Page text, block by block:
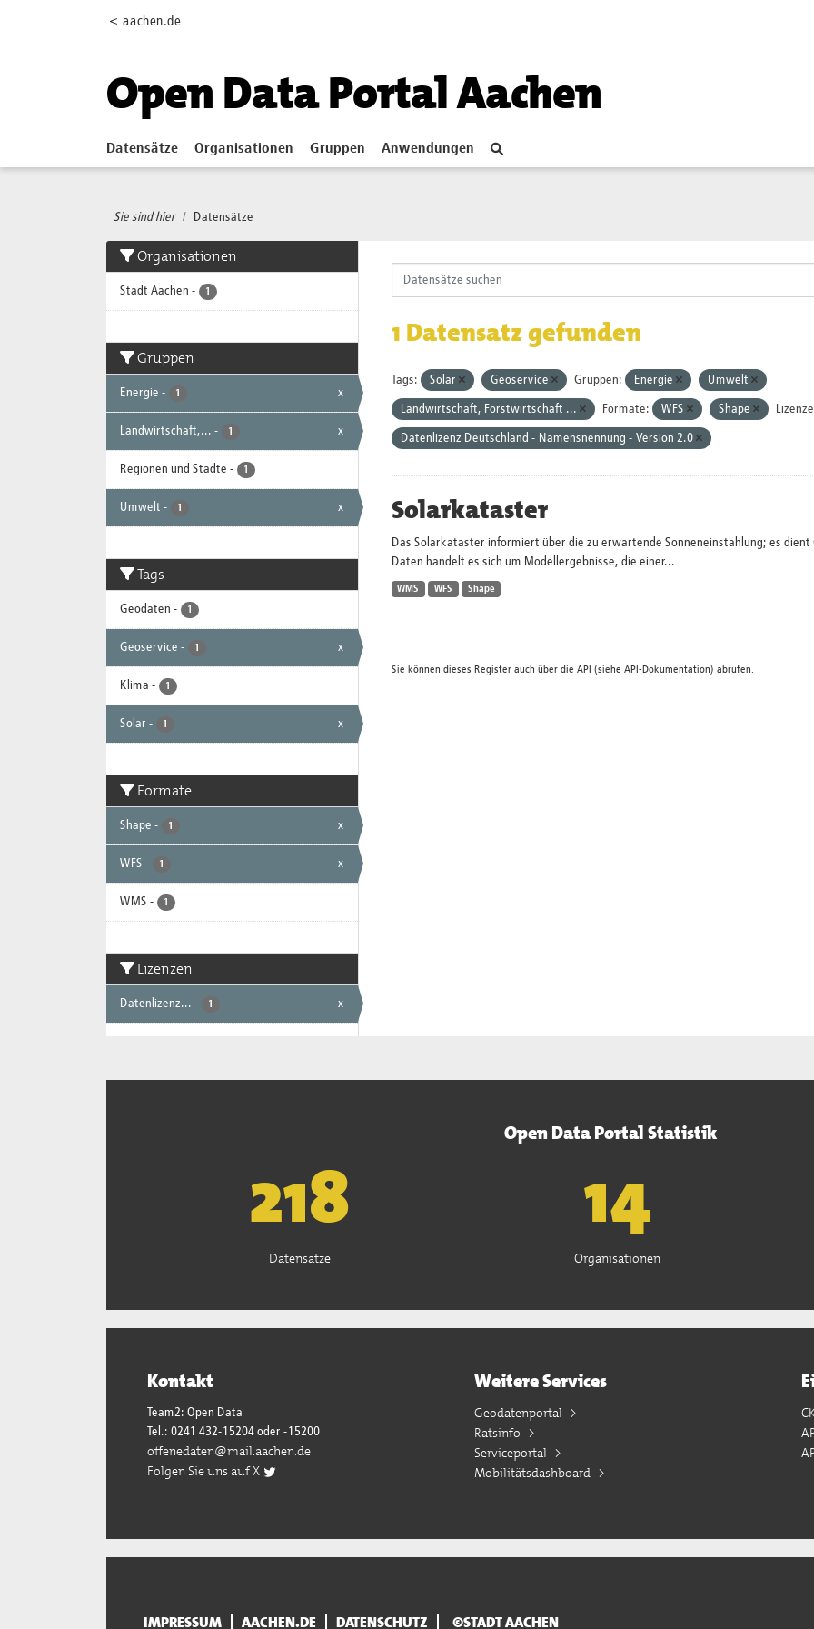
< aachen.de
Open Data Portal Aachen
Datensätze Organisationen Gruppen Anwendungen
Sie sind hier Datensätze
Organisationen
Stadt Aachen - 1
Gruppen
Energie - 1 x
Landwirtschaft,... - 1 x
Regionen und Städte - 1
Umwelt - 1 x
Tags
Geodaten - 1
Geoservice - 1 x
Klima - 1
Solar - 1 x
Formate
Shape - 1 x
WFS - 1 x
WMS - 1
Lizenzen
Datenlizenz... - 1 x
1 Datensatz gefunden
Tags: Solar Geoservice Gruppen: Energie Umwelt
Landwirtschaft, Forstwirtschaft ... Formate: WFS Shape
Datenlizenz Deutschland - Namensnennung - Version 2.0
Solarkataster
Das Solarkataster informiert über die zu erwartende Sonneneinstahlung; es
Daten handelt es sich um Modellergebnisse, die einer...
WMS WFS Shape
Sie können dieses Register auch über die API (siehe API-Dokumentation) abrufen.
Open Data Portal Statistik
221
Datensätze
15
Organisationen
Kontakt
Team2: Open Data
Tel.: 0241 432-15204 oder -15200
offenedaten@mail.aachen.de
Folgen Sie uns auf X
Weitere Services
Geodatenportal
Ratsinfo
Serviceportal
Mobilitätsdashboard
IMPRESSUM AACHEN.DE DATENSCHUTZ ©STADT AACHEN